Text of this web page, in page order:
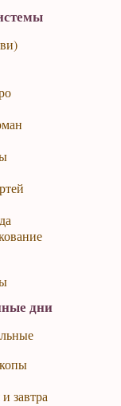
дни
завтра